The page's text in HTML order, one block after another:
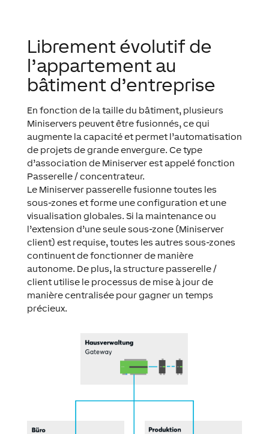
Librement évolutif de
l’appartement au
bâtiment d’entreprise
En fonction de la taille du bâtiment, plusieurs
Miniservers peuvent être fusionnés, ce qui
augmente la capacité et permet l’automatisation
de projets de grande envergure. Ce type
d’association de Miniserver est appelé fonction
Passerelle / concentrateur.
Le Miniserver passerelle fusionne toutes les
sous-zones et forme une configuration et une
visualisation globales. Si la maintenance ou
l’extension d’une seule sous-zone (Miniserver
client) est requise, toutes les autres sous-zones
continuent de fonctionner de manière
autonome. De plus, la structure passerelle /
client utilise le processus de mise à jour de
manière centralisée pour gagner un temps
précieux.